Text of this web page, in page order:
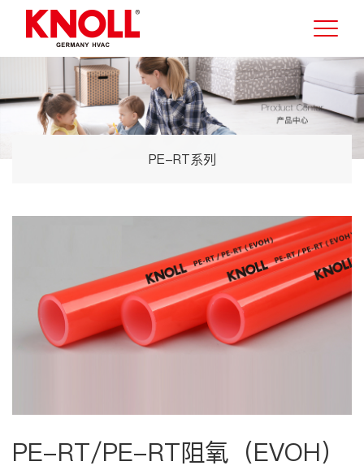
PE-RT系列
PE-RT/PE-RT阻氧（EVOH）